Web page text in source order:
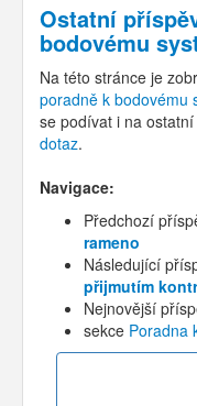
Ostatní
bodovému
Na této stránce je
poradně k bodovému
se podívat i na
dotaz.
Navigace:
Předchozí
rameno
Následující
přijmutím
Nejnovější
sekce Poradna